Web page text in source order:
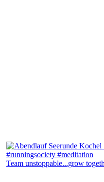
Team unstoppable...grow